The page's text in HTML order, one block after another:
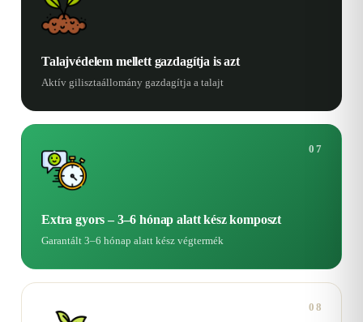
Talajvédelem mellett gazdagítja is azt
Aktív gilisztaállomány gazdagítja a talajt
07
Extra gyors – 3–6 hónap alatt kész komposzt
Garantált 3–6 hónap alatt kész végtermék
08